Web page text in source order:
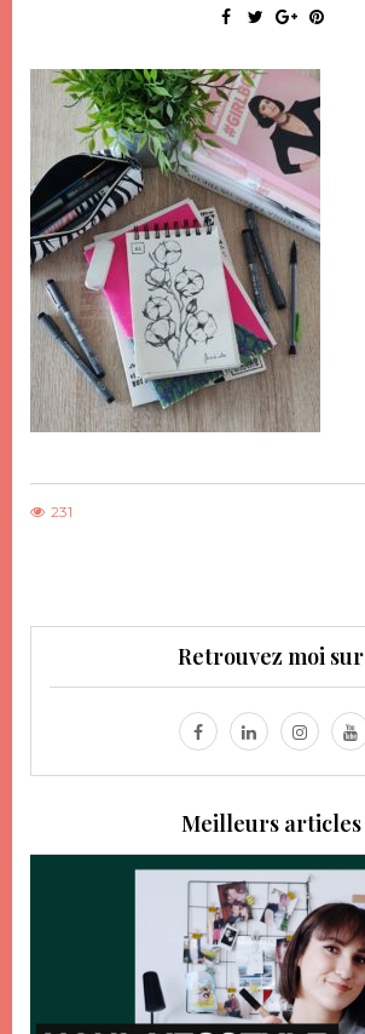
231
Retrouvez moi sur
Meilleurs articles